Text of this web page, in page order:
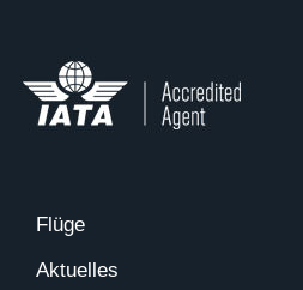
Flüge
Aktuelles